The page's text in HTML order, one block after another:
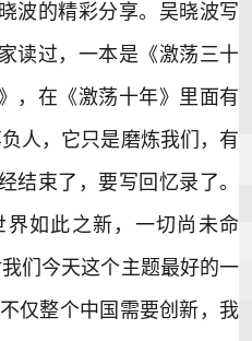
的精彩分享。吴晓波写
读过，一本是《激荡三十
，在《激荡十年》里面有
人，它只是磨炼我们，有
结束了，要写回忆录了。
如此之新，一切尚未命
们今天这个主题最好的一
仅整个中国需要创新，我